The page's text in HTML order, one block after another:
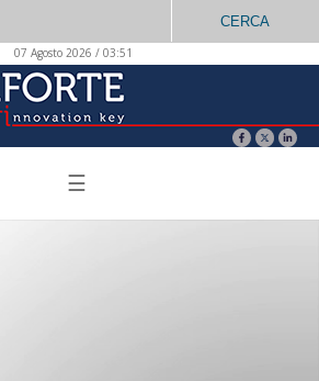
CERCA
07 Agosto 2026 / 03:51
☰